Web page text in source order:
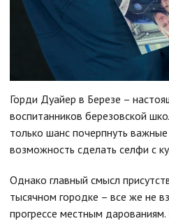
Горди Дуайер в Березе –
воспитанников березовской
только шанс почерпнуть
возможность сделать селфи с
Однако главный смысл
тысячном городке – все же не
прогрессе местным дарованиям.